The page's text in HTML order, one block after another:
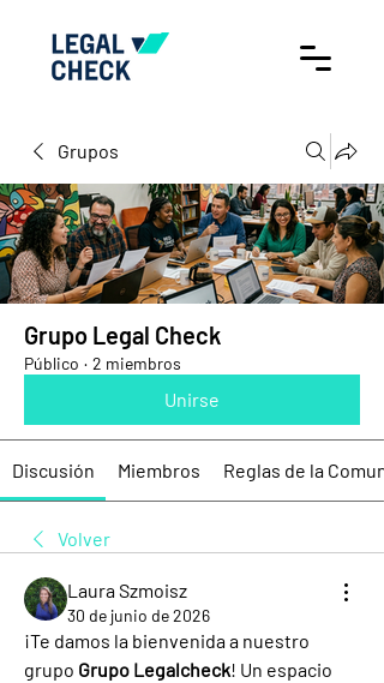
Grupos
Grupo Legal Check
Público · 2 miembros
Unirse
Discusión Miembros Reglas de la
Volver
Laura Szmoisz
30 de junio de 2026
¡Te damos la bienvenida a nuestro
grupo Grupo Legalcheck! Un espacio